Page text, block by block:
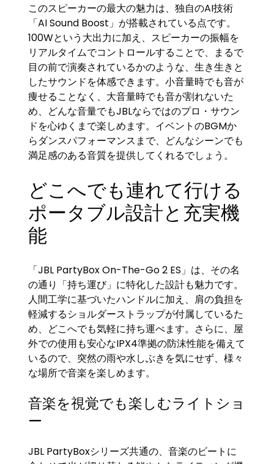
このスピーカーの最大の魅力は、独自のAI技術
「AI Sound Boost」が搭載されている点です。
100Wという大出力に加え、スピーカーの振幅を
リアルタイムでコントロールすることで、まるで
目の前で演奏されているかのような、生き生きと
したサウンドを体感できます。小音量時でも音が
痩せることなく、大音量時でも音が割れないた
め、どんな音量でもJBLならではのプロ・サウン
ドを心ゆくまで楽しめます。イベントのBGMか
らダンスパフォーマンスまで、どんなシーンでも
満足感のある音質を提供してくれるでしょう。
どこへでも連れて行ける
ポータブル設計と充実機
能
「JBL PartyBox On-The-Go 2 ES」は、その名
の通り「持ち運び」に特化した設計も魅力です。
人間工学に基づいたハンドルに加え、肩の負担を
軽減するショルダーストラップが付属しているた
め、どこへでも気軽に持ち運べます。さらに、屋
外での使用も安心なIPX4準拠の防沫性能を備えて
いるので、突然の雨や水しぶきを気にせず、様々
な場所で音楽を楽しめます。
音楽を視覚でも楽しむライトショ
ー
JBL PartyBoxシリーズ共通の、音楽のビートに